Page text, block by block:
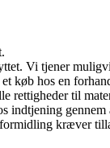
Vi tjener
køb hos en
rettigheder til
indtjening gennem
kræver